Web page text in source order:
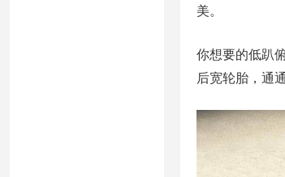
美。
你想要的低趴
后宽轮胎，通